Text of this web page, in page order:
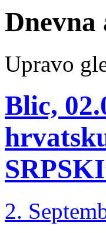
Upravo
Blic,
2.